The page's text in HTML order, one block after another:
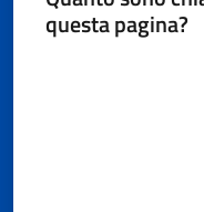
questa pagina?